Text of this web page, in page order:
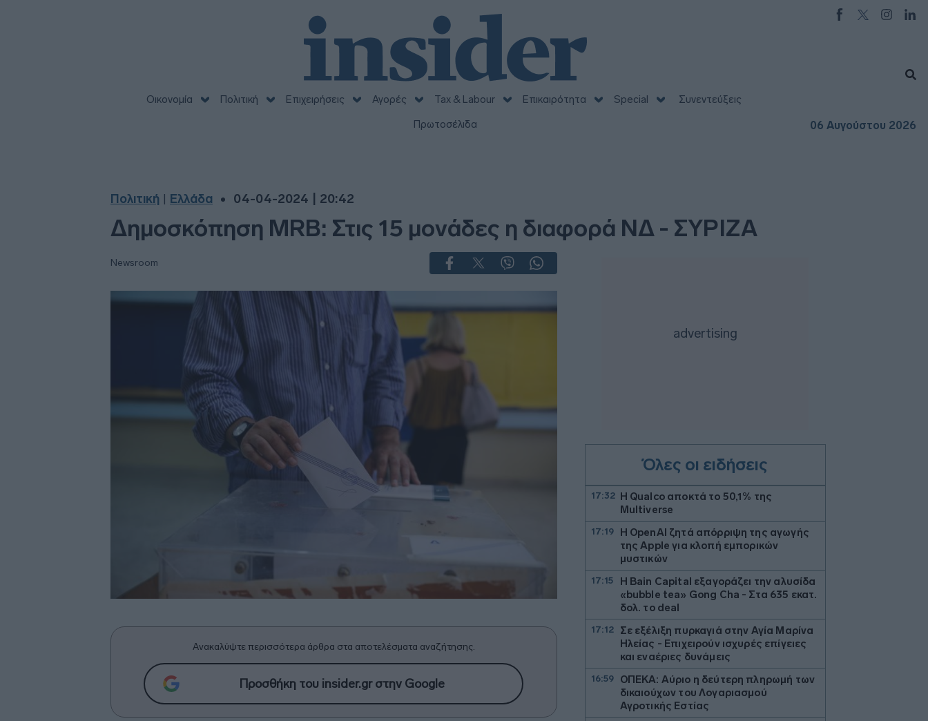
Οικονομία Πολιτική Επιχειρήσεις Αγορές Tax & Labour Επικαιρότητα Special
Συνεντεύξεις
Πρωτοσέλιδα
06 Αυγούστου 2026
Πολιτική Ελλάδα 04-04-2024 | 20:42
Δημοσκόπηση MRB: Στις 15 μονάδες η διαφορά ΝΔ - ΣΥΡΙΖΑ
Newsroom
Ανακαλύψτε περισσότερα άρθρα στα αποτελέσματα αναζήτησης.
Προσθήκη του insider.gr στην Google
Όλες οι ειδήσεις
17:32
Η Qualco αποκτά το 50,1% της
Multiverse
17:19
Η OpenAI ζητά απόρριψη της αγωγής
της Apple για κλοπή εμπορικών
μυστικών
17:15
Η Bain Capital εξαγοράζει την αλυσίδα
«bubble tea» Gong Cha - Στα 635 εκατ.
δολ. το deal
17:12
Σε εξέλιξη πυρκαγιά στην Αγία Μαρίνα
Ηλείας - Επιχειρούν ισχυρές επίγειες
και εναέριες δυνάμεις
16:59
ΟΠΕΚΑ: Αύριο η δεύτερη πληρωμή των
δικαιούχων του Λογαριασμού
Αγροτικής Εστίας